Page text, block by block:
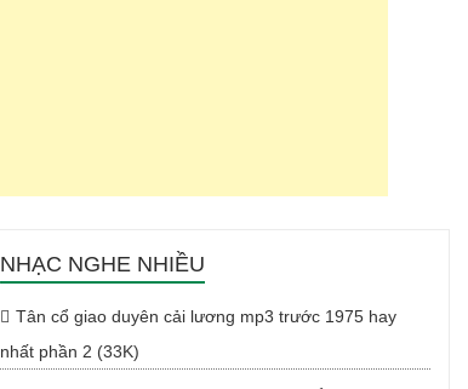
NHẠC NGHE NHIỀU
Tân cổ giao duyên cải lương mp3 trước 1975 hay
nhất phần 2 (33K)